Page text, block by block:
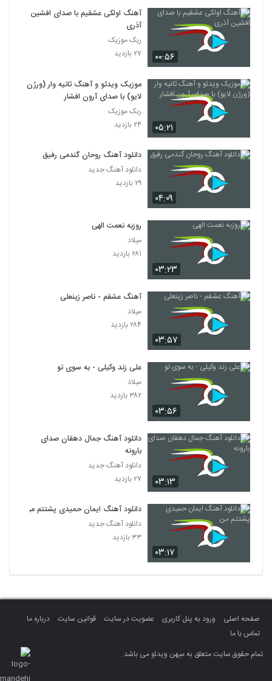
۰۰:۵۶
آهنگ اولکی عشقیم با صدای افشین
آذری
ربک موزیک
۲۷ بازدید
۰۵:۲۱
موزیک ویدئو و آهنگ ثانیه وار (ورژن
لایو) با صدای آرون افشار
ربک موزیک
۲۴ بازدید
۰۴:۰۹
دانلود آهنگ روحان گندمی رفیق
دانلود آهنگ جدید
۲۹ بازدید
۰۳:۲۳
روزبه نعمت الهی
میلاد
۲۸۱ بازدید
۰۳:۵۷
آهنگ عشقم - ناصر زینعلی
میلاد
۲۸۴ بازدید
۰۳:۵۶
علی زند وکیلی - به سوی تو
میلاد
۳۸۲ بازدید
۰۳:۱۳
دانلود آهنگ جمال دهقان صدای
بارونه
دانلود آهنگ جدید
۲۷ بازدید
۰۳:۱۷
دانلود آهنگ ایمان حمیدی پشتتم من
دانلود آهنگ جدید
۳۳ بازدید
صفحه اصلی ورود به پنل کاربری عضویت در سایت قوانین سایت
درباره ما
تماس با ما
تمام حقوق سایت متعلق به میهن ویدئو می باشد.